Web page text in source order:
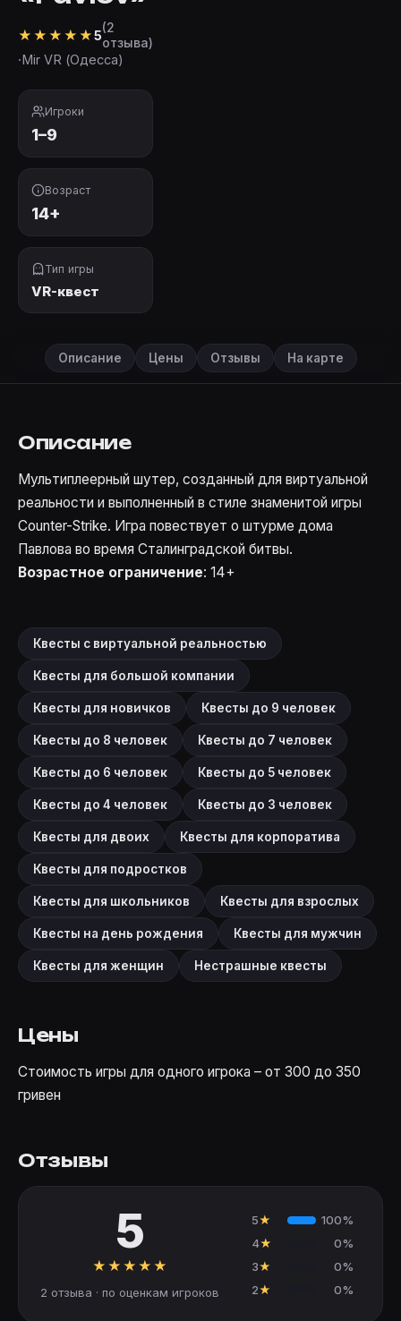
★ ★ ★ ★ ★5(2
отзыва)
·Mir VR (Одесса)
Игроки
1–9
Возраст
14+
Тип игры
VR-квест
Описание Цены Отзывы На карте
Описание
Мультиплеерный шутер, созданный для виртуальной
реальности и выполненный в стиле знаменитой игры
Counter-Strike. Игра повествует о штурме дома
Павлова во время Сталинградской битвы.
Возрастное ограничение: 14+
Квесты с виртуальной реальностью
Квесты для большой компании
Квесты для новичков Квесты до 9 человек
Квесты до 8 человек Квесты до 7 человек
Квесты до 6 человек Квесты до 5 человек
Квесты до 4 человек Квесты до 3 человек
Квесты для двоих Квесты для корпоратива
Квесты для подростков
Квесты для школьников Квесты для взрослых
Квесты на день рождения Квесты для мужчин
Квесты для женщин Нестрашные квесты
Цены
Стоимость игры для одного игрока – от 300 до 350
гривен
Отзывы
5
★ ★ ★ ★ ★
2 отзыва · по оценкам игроков
5★
100%
4★
0%
3★
0%
2★ 0%